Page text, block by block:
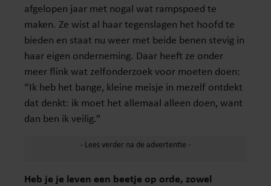
afgelopen jaar met nogal wat rampspoed te
maken. Ze wist al haar tegenslagen het hoofd te
bieden en staat nu weer met beide benen stevig in
haar eigen onderneming. Daar heeft ze onder
meer flink wat zelfonderzoek voor moeten doen:
“Ik heb het bange, kleine meisje in mezelf ontdekt
dat denkt: ik moet het allemaal alleen doen, want
dan ben ik veilig.”
Heb je je leven een beetje op orde, zowel